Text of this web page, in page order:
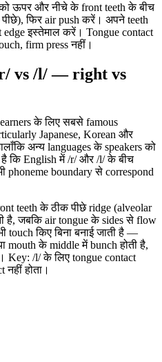
ऊपर और नीचे के front teeth के बीच
फिर air push करें। अपने teeth
इस्तेमाल करें। Tongue contact
firm press नहीं।
vs /l/ — right vs
के लिए सबसे famous
Japanese, Korean और
अन्य languages के speakers को
कि English में /r/ और /l/ के बीच
phoneme boundary से correspond
teeth के ठीक पीछे ridge (alveolar
है, जबकि air tongue के sides से flow
किए बिना बनाई जाती है —
mouth के middle में bunch होती है,
/l/ के लिए tongue contact
नहीं होता।